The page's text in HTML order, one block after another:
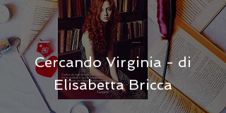
Cercando Virginia - di
Elisabetta Bricca